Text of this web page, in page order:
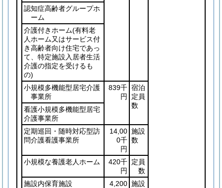
認知症高齢者グループホ
ーム
介護付きホーム(有料老
人ホーム又はサービス付
き高齢者向け住宅であっ
て、特定施設入居者生活
介護の指定を受けるも
の)
小規模多機能型居宅介護
事業所
839千
円
宿泊
定員
数
看護小規模多機能型居宅
介護事業所
定期巡回・随時対応型訪
問介護看護事業所
14,00
0千
円
施設
数
小規模な養護老人ホーム
420千
円
定員
数
施設内保育施設
4,200 施設